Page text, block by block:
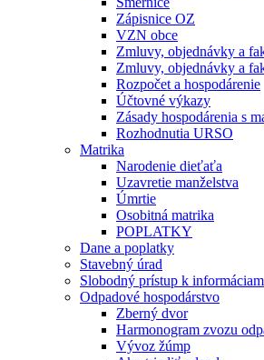
Zápisnice OZ
VZN obce
Zmluvy, objednávky a
Zmluvy, objednávky a
Rozpočet a hospodárenie
Účtovné výkazy
Zásady hospodárenia s
Rozhodnutia URSO
Matrika
Narodenie dieťaťa
Uzavretie manželstva
Úmrtie
Osobitná matrika
POPLATKY
Dane a poplatky
Stavebný úrad
Slobodný prístup k informáciam
Odpadové hospodárstvo
Zberný dvor
Harmonogram zvozu
Vývoz žúmp